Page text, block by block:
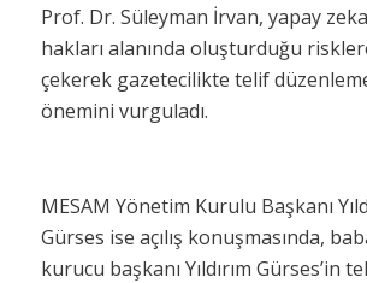
Prof. Dr. Süleyman İrvan, yapay
hakları alanında oluşturduğu
çekerek gazetecilikte telif
önemini vurguladı.
MESAM Yönetim Kurulu Başkanı
Gürses ise açılış konuşmasında,
kurucu başkanı Yıldırım Gürses’in